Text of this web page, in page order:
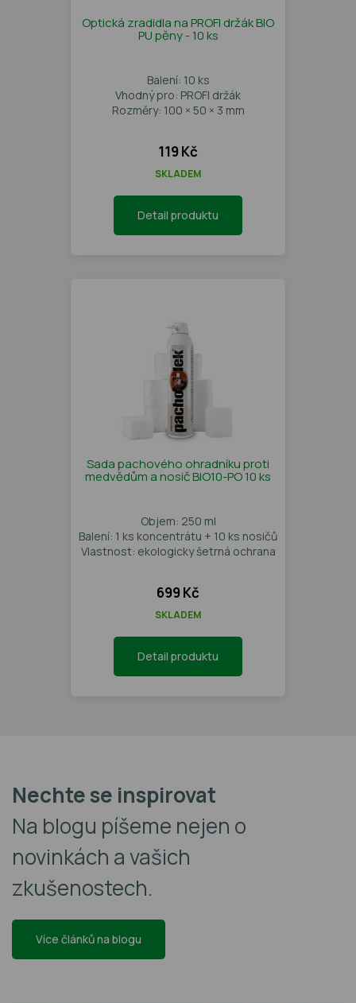
Optická zradidla na PROFI držák BIO
PU pěny - 10 ks
Balení: 10 ks
Vhodný pro: PROFI držák
Rozměry: 100 × 50 × 3 mm
119 Kč
SKLADEM
Detail produktu
Sada pachového ohradníku proti
medvědům a nosič BIO10-PO 10 ks
Objem: 250 ml
Balení: 1 ks koncentrátu + 10 ks nosičů
Vlastnost: ekologicky šetrná ochrana
699 Kč
SKLADEM
Detail produktu
Nechte se inspirovat
Na blogu píšeme nejen o
novinkách a vašich
zkušenostech.
Více článků na blogu